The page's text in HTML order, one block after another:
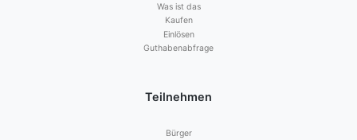
Was ist das
Kaufen
Einlösen
Guthabenabfrage
Teilnehmen
Bürger